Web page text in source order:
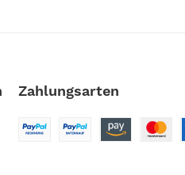
Zahlungsarten